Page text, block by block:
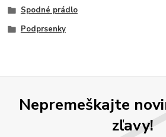
Spodné prádlo
Podprsenky
Nepremeškajte
zľavy!